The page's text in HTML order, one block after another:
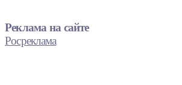
Реклама на сайте
Росреклама